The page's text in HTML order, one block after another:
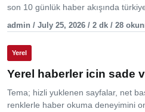
son 10 günlük haber akışında
admin / July 25, 2026 / 2 dk / 28
Yerel
Yerel haberler icin sade
Tema; hizli yuklenen sayfalar, net
renklerle haber okuma deneyimini